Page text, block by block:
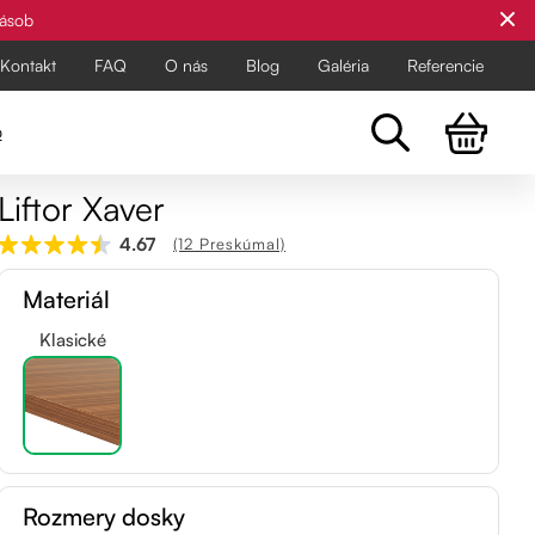
Kontakt FAQ O nás Blog Galéria Referencie
Pre najnáročnejších
Všetky stoličky
balančné stoličky Liftor pre zdravší
a pohodlnejší pracovný deň.
Pre najnáročnejších
Liftor Xaver
4.67 (12 Preskúmal)
Materiál
Klasické
Rozmery dosky